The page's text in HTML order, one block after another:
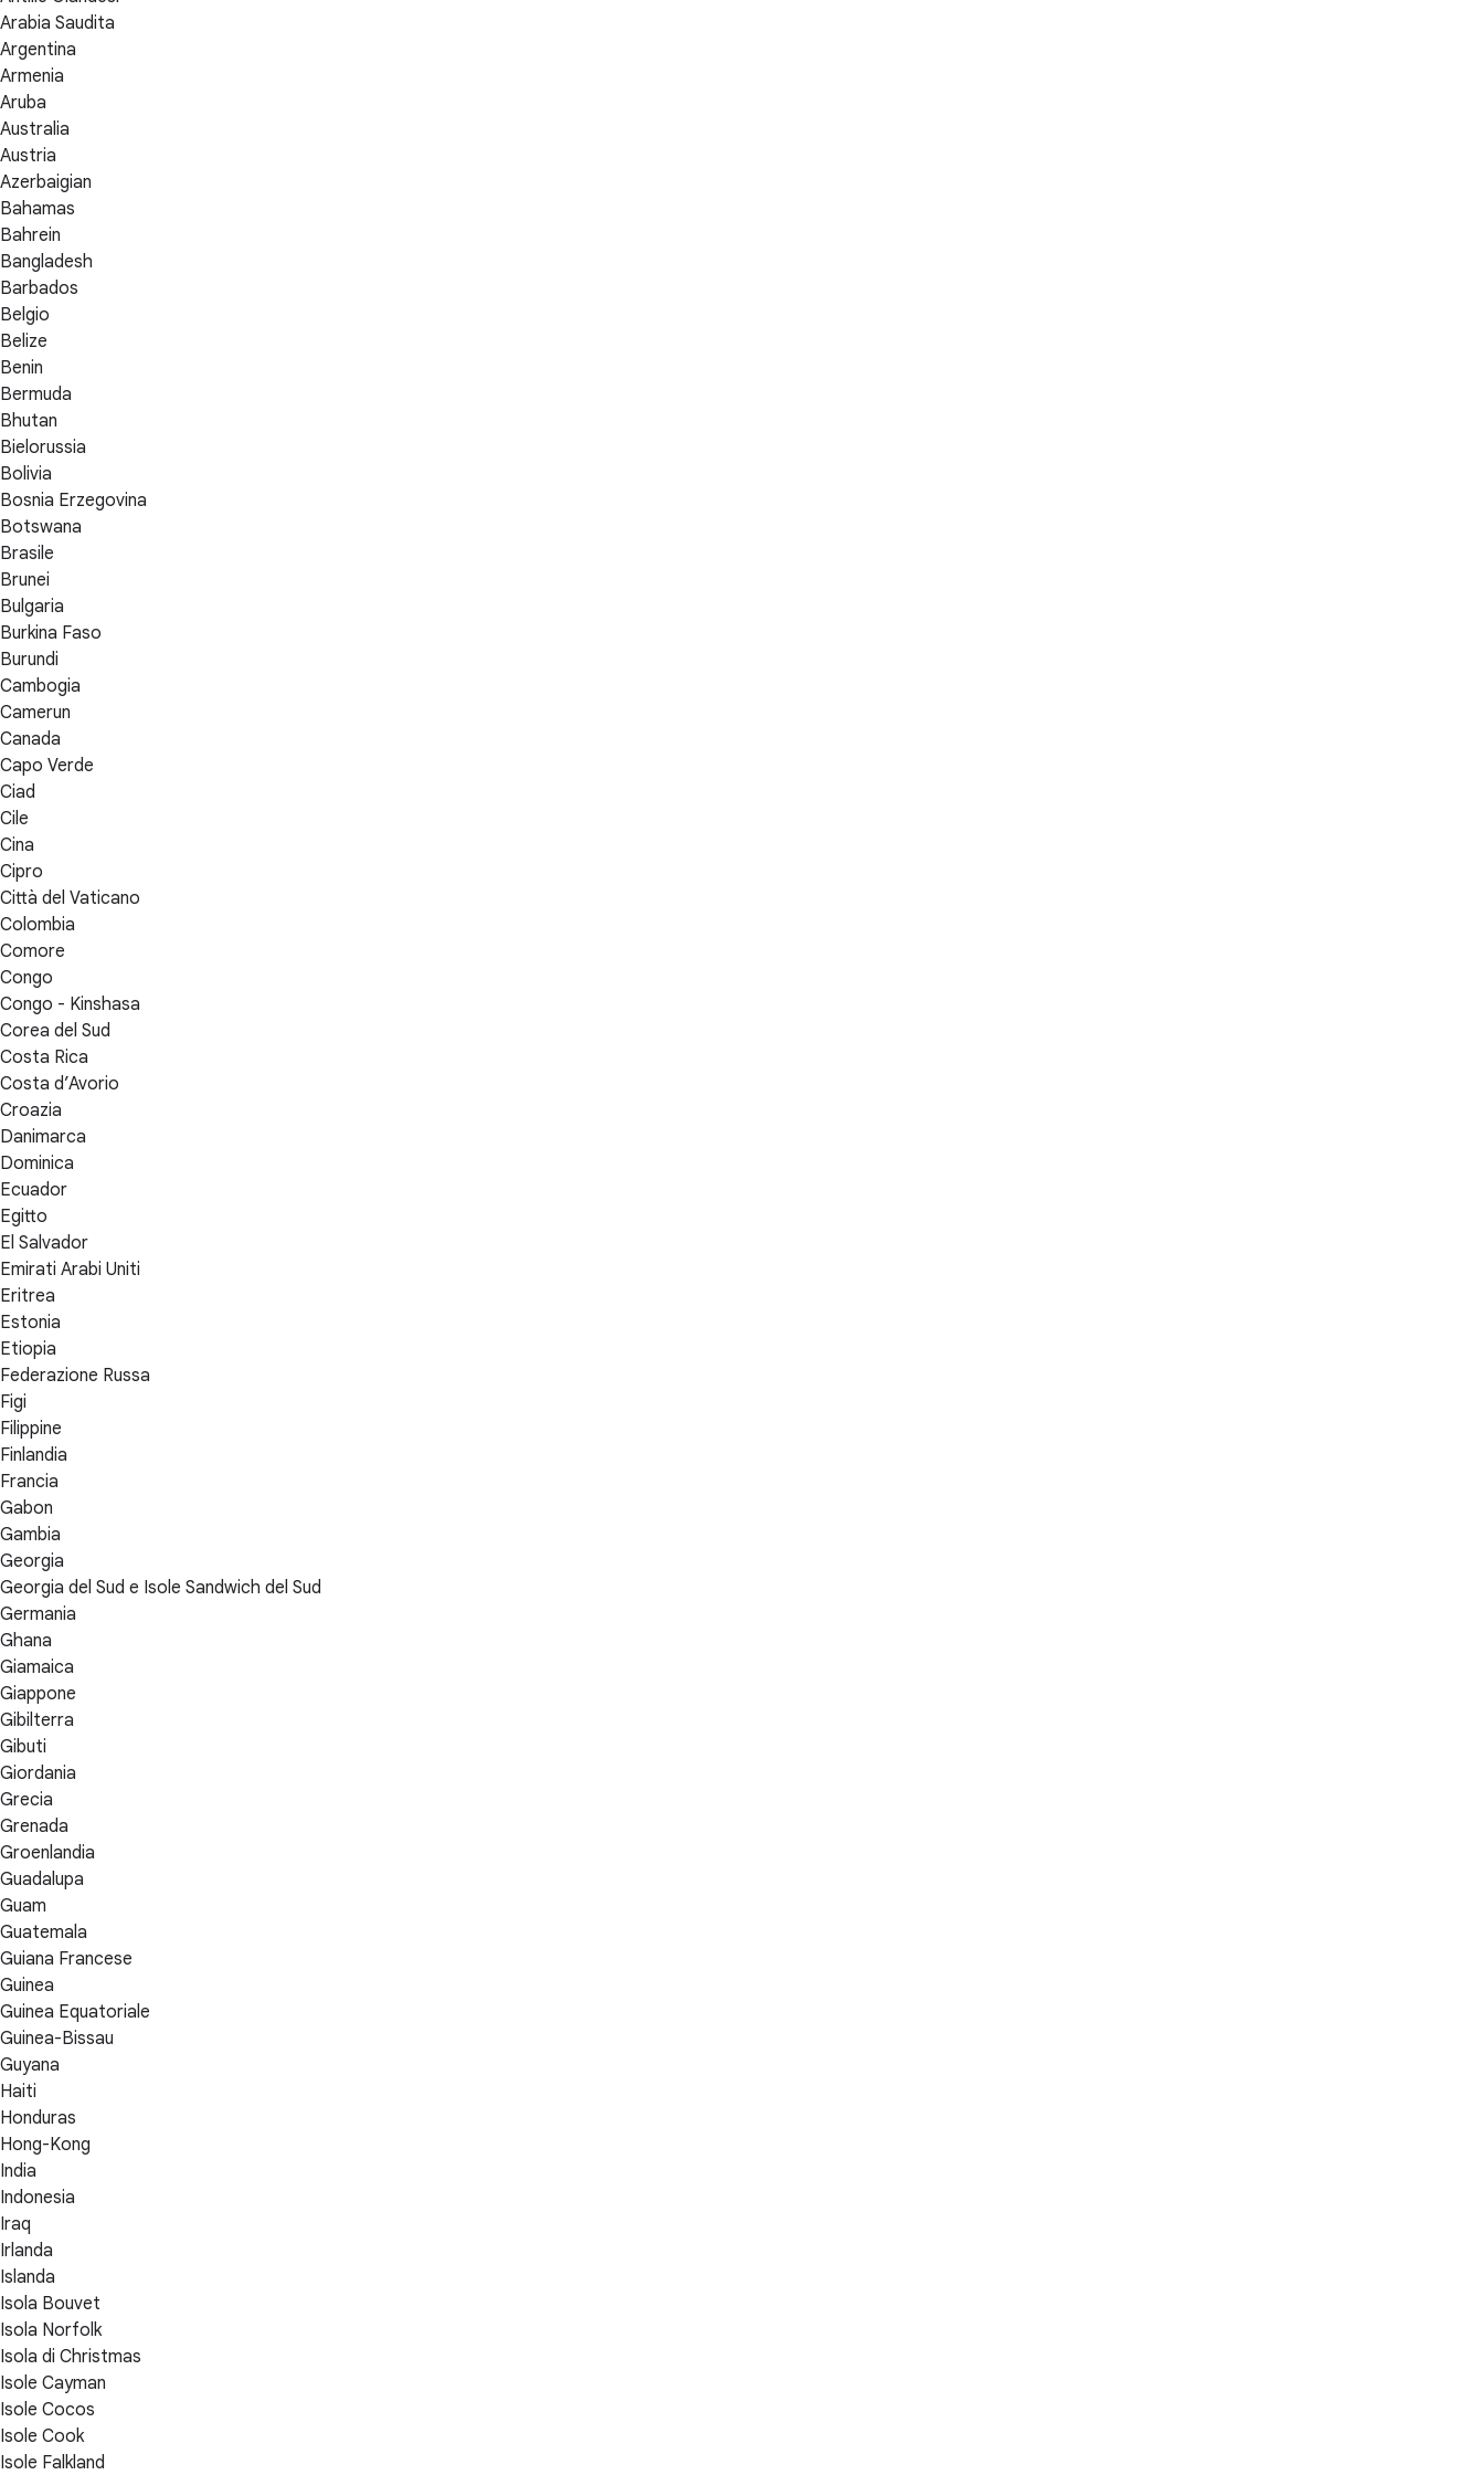
Arabia Saudita
Argentina
Armenia
Aruba
Australia
Austria
Azerbaigian
Bahamas
Bahrein
Bangladesh
Barbados
Belgio
Belize
Benin
Bermuda
Bhutan
Bielorussia
Bolivia
Bosnia Erzegovina
Botswana
Brasile
Brunei
Bulgaria
Burkina Faso
Burundi
Cambogia
Camerun
Canada
Capo Verde
Ciad
Cile
Cina
Cipro
Città del Vaticano
Colombia
Comore
Congo
Congo - Kinshasa
Corea del Sud
Costa Rica
Costa d’Avorio
Croazia
Danimarca
Dominica
Ecuador
Egitto
El Salvador
Emirati Arabi Uniti
Eritrea
Estonia
Etiopia
Federazione Russa
Figi
Filippine
Finlandia
Francia
Gabon
Gambia
Georgia
Georgia del Sud e Isole Sandwich del Sud
Germania
Ghana
Giamaica
Giappone
Gibilterra
Gibuti
Giordania
Grecia
Grenada
Groenlandia
Guadalupa
Guam
Guatemala
Guiana Francese
Guinea
Guinea Equatoriale
Guinea-Bissau
Guyana
Haiti
Honduras
Hong-Kong
India
Indonesia
Iraq
Irlanda
Islanda
Isola Bouvet
Isola Norfolk
Isola di Christmas
Isole Cayman
Isole Cocos
Isole Cook
Isole Falkland